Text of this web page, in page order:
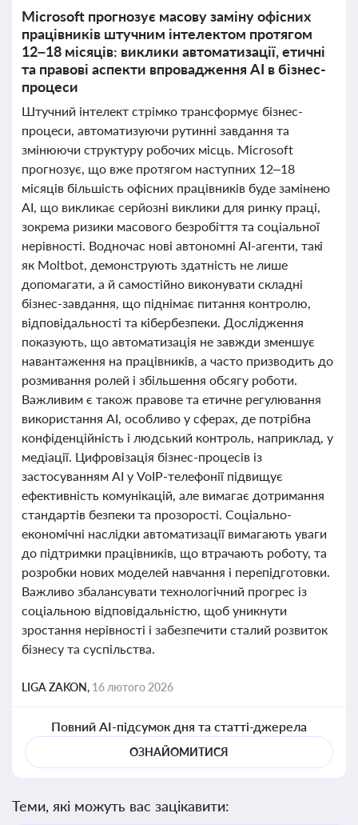
Microsoft прогнозує масову заміну офісних
працівників штучним інтелектом протягом
12–18 місяців: виклики автоматизації, етичні
та правові аспекти впровадження AI в бізнес-
процеси
Штучний інтелект стрімко трансформує бізнес-
процеси, автоматизуючи рутинні завдання та
змінюючи структуру робочих місць. Microsoft
прогнозує, що вже протягом наступних 12–18
місяців більшість офісних працівників буде замінено
AI, що викликає серйозні виклики для ринку праці,
зокрема ризики масового безробіття та соціальної
нерівності. Водночас нові автономні AI-агенти, такі
як Moltbot, демонструють здатність не лише
допомагати, а й самостійно виконувати складні
бізнес-завдання, що піднімає питання контролю,
відповідальності та кібербезпеки. Дослідження
показують, що автоматизація не завжди зменшує
навантаження на працівників, а часто призводить до
розмивання ролей і збільшення обсягу роботи.
Важливим є також правове та етичне регулювання
використання AI, особливо у сферах, де потрібна
конфіденційність і людський контроль, наприклад, у
медіації. Цифровізація бізнес-процесів із
застосуванням AI у VoIP-телефонії підвищує
ефективність комунікацій, але вимагає дотримання
стандартів безпеки та прозорості. Соціально-
економічні наслідки автоматизації вимагають уваги
до підтримки працівників, що втрачають роботу, та
розробки нових моделей навчання і перепідготовки.
Важливо збалансувати технологічний прогрес із
соціальною відповідальністю, щоб уникнути
зростання нерівності і забезпечити сталий розвиток
бізнесу та суспільства.
LIGA ZAKON, 16 лютого 2026
Повний AI-підсумок дня та статті-джерела
ОЗНАЙОМИТИСЯ
Теми, які можуть вас зацікавити: